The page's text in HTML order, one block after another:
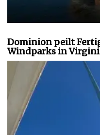
Dominion peilt
Windparks in